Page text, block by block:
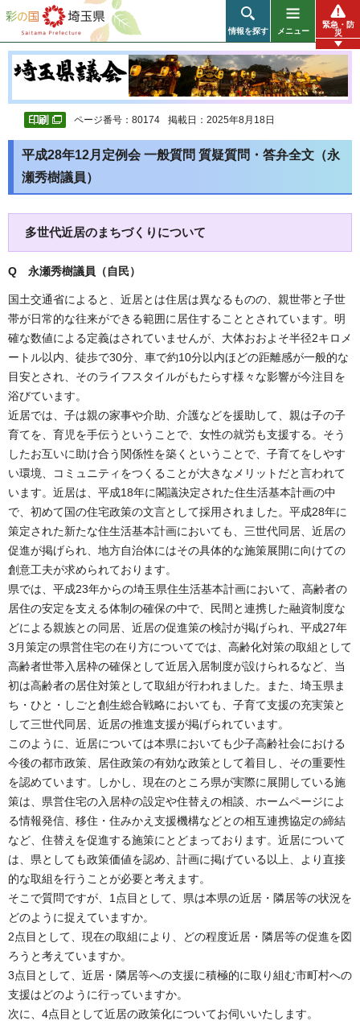
彩の国 埼玉県
情報を探す メニュー
緊急・防
災
ページ番号：80174 掲載日：2025年8月18日
平成28年12月定例会 一般質問 質疑質問・答弁全文（永
瀬秀樹議員）
多世代近居のまちづくりについて
Q 永瀬秀樹議員（自民）
国土交通省によると、近居とは住居は異なるものの、親世帯と子世
帯が日常的な往来ができる範囲に居住することとされています。明
確な数値による定義はされていませんが、大体おおよそ半径2キロメ
ートル以内、徒歩で30分、車で約10分以内ほどの距離感が一般的な
目安とされ、そのライフスタイルがもたらす様々な影響が今注目を
浴びています。
近居では、子は親の家事や介助、介護などを援助して、親は子の子
育てを、育児を手伝うということで、女性の就労も支援する。そう
したお互いに助け合う関係性を築くということで、子育てをしやす
い環境、コミュニティをつくることが大きなメリットだと言われて
います。近居は、平成18年に閣議決定された住生活基本計画の中
で、初めて国の住宅政策の文言として採用されました。平成28年に
策定された新たな住生活基本計画においても、三世代同居、近居の
促進が掲げられ、地方自治体にはその具体的な施策展開に向けての
創意工夫が求められております。
県では、平成23年からの埼玉県住生活基本計画において、高齢者の
居住の安定を支える体制の確保の中で、民間と連携した融資制度な
どによる親族との同居、近居の促進策の検討が掲げられ、平成27年
3月策定の県営住宅の在り方についてでは、高齢化対策の取組として
高齢者世帯入居枠の確保として近居入居制度が設けられるなど、当
初は高齢者の居住対策として取組が行われました。また、埼玉県ま
ち・ひと・しごと創生総合戦略においても、子育て支援の充実策と
して三世代同居、近居の推進支援が掲げられています。
このように、近居については本県においても少子高齢社会における
今後の都市政策、居住政策の有効な政策として着目し、その重要性
を認めています。しかし、現在のところ県が実際に展開している施
策は、県営住宅の入居枠の設定や住替えの相談、ホームページによ
る情報発信、移住・住みかえ支援機構などとの相互連携協定の締結
など、住替えを促進する施策にとどまっております。近居について
は、県としても政策価値を認め、計画に掲げている以上、より直接
的な取組を行うことが必要と考えます。
そこで質問ですが、1点目として、県は本県の近居・隣居等の状況を
どのように捉えていますか。
2点目として、現在の取組により、どの程度近居・隣居等の促進を図
ろうと考えていますか。
3点目として、近居・隣居等への支援に積極的に取り組む市町村への
支援はどのように行っていますか。
次に、4点目として近居の政策化についてお伺いいたします。